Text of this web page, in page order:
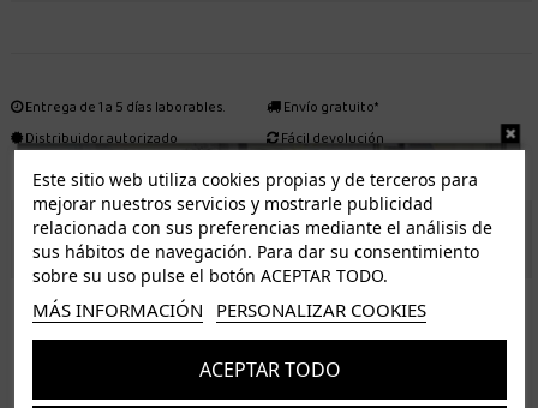
Entrega de 1 a 5 días laborables.
Distribuidor autorizado
Envío gratuito*
Fácil devolución
ENVÍO GRATUITO *
ISLAS CANARIAS
Tenerife 3.50€. Gratis a partir de 50€
Resto de islas 5€. Gratis a partir de 50€
Entrega de 1 a 5 días laborables. Los pedidos realizados a partir de las 12.00h serán enviados el
Este sitio web utiliza cookies propias y de terceros para
mejorar nuestros servicios y mostrarle publicidad
relacionada con sus preferencias mediante el análisis de
sus hábitos de navegación. Para dar su consentimiento
sobre su uso pulse el botón ACEPTAR TODO.
MÁS INFORMACIÓN PERSONALIZAR COOKIES
ACEPTAR TODO